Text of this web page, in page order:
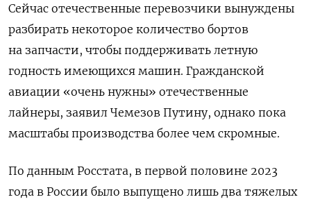
Сейчас отечественные перевозчики вынуждены
разбирать некоторое количество бортов
на запчасти, чтобы поддерживать летную
годность имеющихся машин. Гражданской
авиации «очень нужны» отечественные
лайнеры, заявил Чемезов Путину, однако пока
масштабы производства более чем скромные.
По данным Росстата, в первой половине 2023
года в России было выпущено лишь два тяжелых